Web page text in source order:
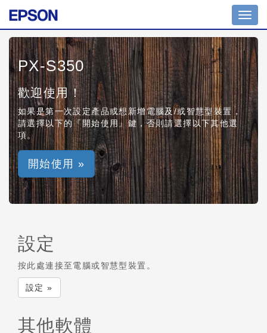
PX-S350
歡迎使用！
如果是第一次設定產品或想新增電腦及/或智慧型裝置，
請選擇以下的『開始使用』鍵，否則請選擇以下其他選
項。
開始使用 »
設定
按此處連接至電腦或智慧型裝置。
設定 »
其他軟體